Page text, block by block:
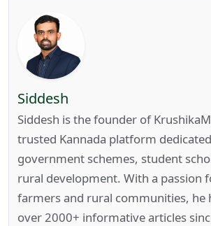
Siddesh
Siddesh is the founder of
trusted Kannada platform
government schemes, student
rural development. With a passion
farmers and rural communities, he
over 2000+ informative articles